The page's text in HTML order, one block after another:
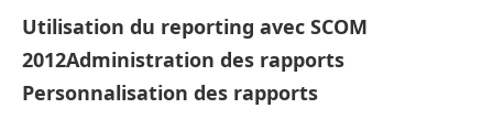
Utilisation du reporting avec SCOM
2012Administration des rapports
Personnalisation des rapports